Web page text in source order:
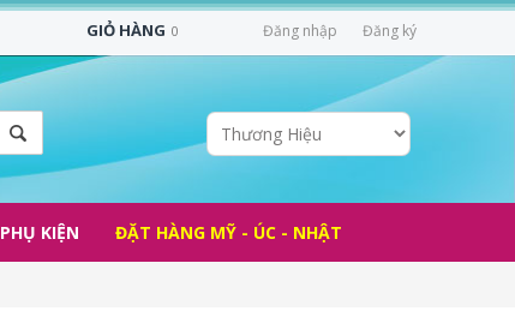
Đăng nhập Đăng ký
GIỎ HÀNG 0
PHỤ KIỆN ĐẶT HÀNG MỸ - ÚC - NHẬT